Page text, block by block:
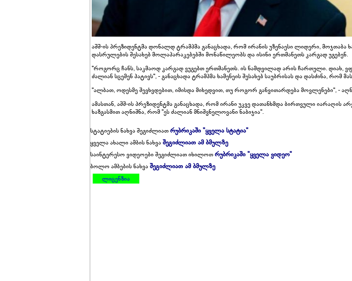
აშშ-ის პრეზიდენტმა დონალდ ტრამპმა განაცხადა, რომ ირანის უზენაესი ლიდერი, მოჯთაბა
დასრულების შესახებ მოლაპარაკებებში მონაწილეობს და ისინი ერთმანეთს კარგად უგებენ.
"როგორც ჩანს, საკმაოდ კარგად ვუგებთ ერთმანეთს. ის ნამდვილად არის ჩართული. დიახ,
ძალიან სცემენ პატივს", - განაცხადა ტრამპმა ხამენეის შესახებ საუბრისას და დასძინა, რომ
"ალბათ, ოდესმე შევხვდებით, იმისდა მიხედვით, თუ როგორ განვითარდება მოვლენები", -
ამასთან, აშშ-ის პრეზიდენტმა განაცხადა, რომ ირანი უკვე დათანხმდა ბირთვული იარაღის
ხაზგასმით აღნიშნა, რომ "ეს ძალიან მნიშვნელოვანი ნაბიჯია".
სტატიების ნახვა შეგიძლიათრუბრიკაში "ყველა სტატია"
ყველა ახალი ამბის ნახვაშეგიძლიათ ამ ბმულზე
საინტერესო ვიდეოები შეგიძლიათ იხილოთრუბრიკაში "ყველა ვიდეო"
ბოლო ამბების ნახვაშეგიძლიათ ამ ბმულზე
ლიცენზია